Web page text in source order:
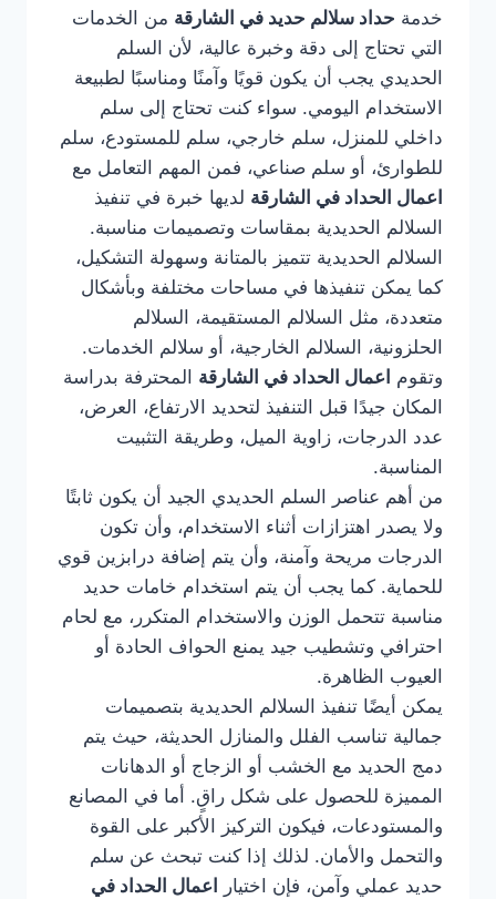
خدمة حداد سلالم حديد في الشارقة من الخدمات
التي تحتاج إلى دقة وخبرة عالية، لأن السلم
الحديدي يجب أن يكون قويًا وآمنًا ومناسبًا لطبيعة
الاستخدام اليومي. سواء كنت تحتاج إلى سلم
داخلي للمنزل، سلم خارجي، سلم للمستودع، سلم
للطوارئ، أو سلم صناعي، فمن المهم التعامل مع
اعمال الحداد في الشارقة لديها خبرة في تنفيذ
السلالم الحديدية بمقاسات وتصميمات مناسبة.
السلالم الحديدية تتميز بالمتانة وسهولة التشكيل،
كما يمكن تنفيذها في مساحات مختلفة وبأشكال
متعددة، مثل السلالم المستقيمة، السلالم
الحلزونية، السلالم الخارجية، أو سلالم الخدمات.
وتقوم اعمال الحداد في الشارقة المحترفة بدراسة
المكان جيدًا قبل التنفيذ لتحديد الارتفاع، العرض،
عدد الدرجات، زاوية الميل، وطريقة التثبيت
المناسبة.
من أهم عناصر السلم الحديدي الجيد أن يكون ثابتًا
ولا يصدر اهتزازات أثناء الاستخدام، وأن تكون
الدرجات مريحة وآمنة، وأن يتم إضافة درابزين قوي
للحماية. كما يجب أن يتم استخدام خامات حديد
مناسبة تتحمل الوزن والاستخدام المتكرر، مع لحام
احترافي وتشطيب جيد يمنع الحواف الحادة أو
العيوب الظاهرة.
يمكن أيضًا تنفيذ السلالم الحديدية بتصميمات
جمالية تناسب الفلل والمنازل الحديثة، حيث يتم
دمج الحديد مع الخشب أو الزجاج أو الدهانات
المميزة للحصول على شكل راقٍ. أما في المصانع
والمستودعات، فيكون التركيز الأكبر على القوة
والتحمل والأمان. لذلك إذا كنت تبحث عن سلم
حديد عملي وآمن، فإن اختيار
اعمال الحداد في